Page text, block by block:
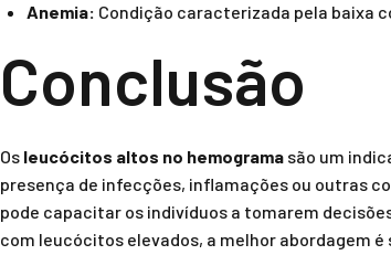
Anemia: Condição caracterizada pela baixa
Conclusão
Os leucócitos altos no hemograma são um
presença de infecções, inflamações ou outras
pode capacitar os indivíduos a tomarem
com leucócitos elevados, a melhor abordagem